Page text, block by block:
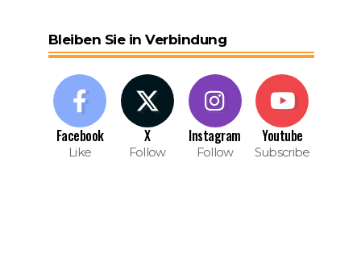
Bleiben Sie in Verbindung
Facebook
Like
X
Follow
Instagram
Follow
Youtube
Subscribe